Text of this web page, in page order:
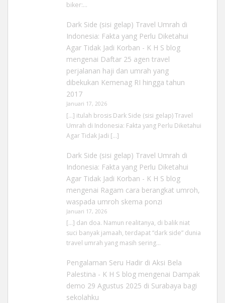
biker:…
Dark Side (sisi gelap) Travel Umrah di
Indonesia: Fakta yang Perlu Diketahui
Agar Tidak Jadi Korban - K H S blog
mengenai Daftar 25 agen travel
perjalanan haji dan umrah yang
dibekukan Kemenag RI hingga tahun
2017
Januari 17, 2026
[…] itulah brosis Dark Side (sisi gelap) Travel
Umrah di Indonesia: Fakta yang Perlu Diketahui
Agar Tidak Jadi […]
Dark Side (sisi gelap) Travel Umrah di
Indonesia: Fakta yang Perlu Diketahui
Agar Tidak Jadi Korban - K H S blog
mengenai Ragam cara berangkat umroh,
waspada umroh skema ponzi
Januari 17, 2026
[…] dan doa. Namun realitanya, di balik niat
suci banyak jamaah, terdapat “dark side” dunia
travel umrah yang masih sering…
Pengalaman Seru Hadir di Aksi Bela
Palestina - K H S blogmengenai Dampak
demo 29 Agustus 2025 di Surabaya bagi
sekolahku